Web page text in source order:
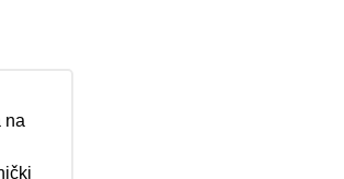
na